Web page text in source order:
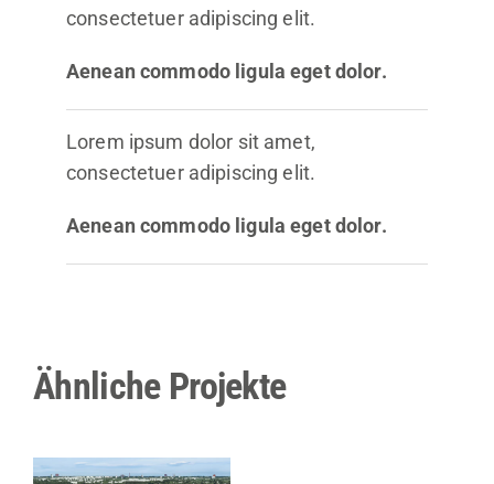
consectetuer adipiscing elit.
Aenean commodo ligula eget dolor.
Lorem ipsum dolor sit amet,
consectetuer adipiscing elit.
Aenean commodo ligula eget dolor.
Ähnliche Projekte